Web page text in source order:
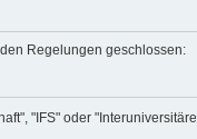
Regelungen geschlossen:
"IFS" oder "Interuniversitäre